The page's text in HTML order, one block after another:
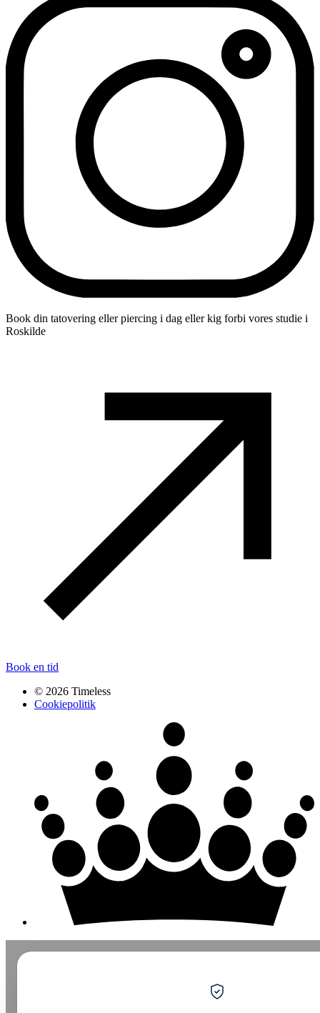
Book din tatovering eller piercing i dag eller kig forbi vores studie i
Roskilde
Book en tid
© 2026 Timeless
Cookiepolitik